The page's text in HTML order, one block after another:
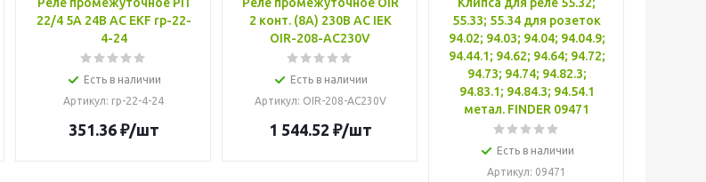
22/4 5А 24В AC EKF rp-22-
4-24
Есть в наличии
Артикул: rp-22-4-24
351.36₽/шт
2 конт. (8А) 230В AC IEK
OIR-208-AC230V
Есть в наличии
Артикул: OIR-208-AC230V
1 544.52 ₽/шт
55.33; 55.34 для розеток
94.02; 94.03; 94.04; 94.04.9;
94.44.1; 94.62; 94.64; 94.72;
94.73; 94.74; 94.82.3;
94.83.1; 94.84.3; 94.54.1
метал. FINDER 09471
Есть в наличии
Артикул: 09471